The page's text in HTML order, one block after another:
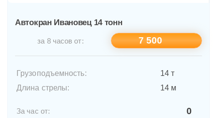
Автокран Ивановец 14 тонн
за 8 часов от: 7 500
Грузоподъемность:
14 т
Длина стрелы:
14 м
За час от: 0